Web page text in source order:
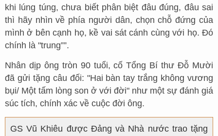
khi lúng túng, chưa biết phân biệt đâu đúng, đâu sai
thì hãy nhìn về phía người dân, chọn chỗ đứng của
mình ở bên cạnh họ, kề vai sát cánh cùng với họ. Đó
chính là "trung””.
Nhân dịp ông tròn 90 tuổi, cố Tổng Bí thư Đỗ Mười
đã gửi tặng câu đối: "Hai bàn tay trắng không vương
bụi/ Một tấm lòng son ở với đời" như một sự đánh giá
súc tích, chính xác về cuộc đời ông.
GS Vũ Khiêu được Đảng và Nhà nước trao tặng